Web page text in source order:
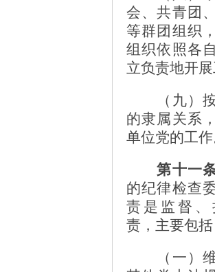
会、共青团
等群团组织
组织依照各
立负责地开展
（九）按
的隶属关系
单位党的工作
第十一
的纪律检查
责是监督、
责，主要包括
（一）维